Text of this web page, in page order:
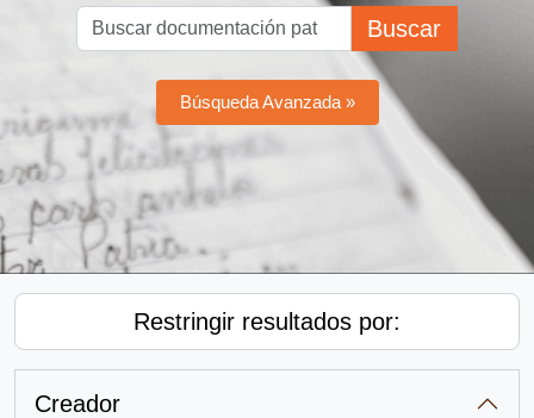
Buscar
Búsqueda Avanzada »
Restringir resultados por:
Creador